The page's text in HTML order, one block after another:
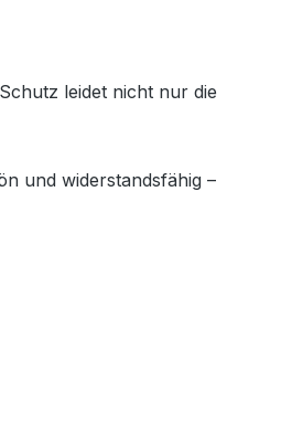
leidet nicht nur die
und widerstandsfähig –